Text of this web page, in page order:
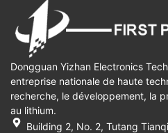
Dongguan Yizhan Electronics
entreprise nationale de haute
recherche, le développement, la
au lithium.
Building 2, No. 2, Tutang